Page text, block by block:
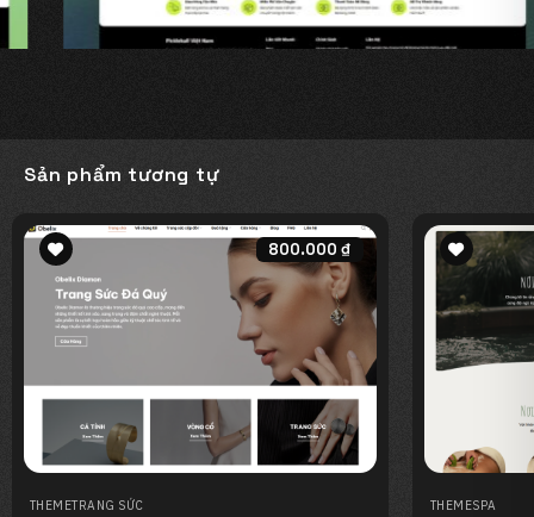
Sản phẩm tương tự
800.000₫
Add to
wishlist
THEMETRANG SỨC
Add to
wishlist
THEMESPA